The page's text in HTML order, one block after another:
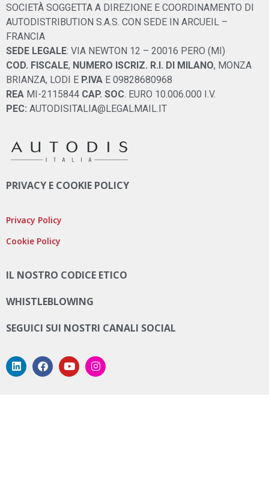
SOCIETÀ SOGGETTA A DIREZIONE E COORDINAMENTO DI
AUTODISTRIBUTION S.A.S. CON SEDE IN ARCUEIL –
FRANCIA
SEDE LEGALE: VIA NEWTON 12 – 20016 PERO (MI)
COD. FISCALE, NUMERO ISCRIZ. R.I. DI MILANO, MONZA
BRIANZA, LODI E P.IVA E 09828680968
REA MI-2115844 CAP. SOC. EURO 10.006.000 I.V.
PEC: AUTODISITALIA@LEGALMAIL.IT
PRIVACY E COOKIE POLICY
Privacy Policy
Cookie Policy
IL NOSTRO CODICE ETICO
WHISTLEBLOWING
SEGUICI SUI NOSTRI CANALI SOCIAL